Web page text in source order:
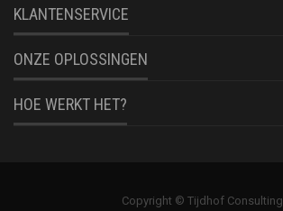
KLANTENSERVICE
ONZE OPLOSSINGEN
HOE WERKT HET?
Copyright © Tijdhof Consulting